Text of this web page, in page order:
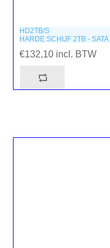
HD2TB/S
HARDE SCHIJF 2TB - SATA
€132,10 incl. BTW